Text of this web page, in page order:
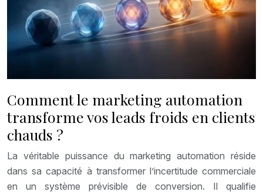
Comment le marketing automation
transforme vos leads froids en clients
chauds ?
La véritable puissance du marketing automation réside
dans sa capacité à transformer l’incertitude commerciale
en un système prévisible de conversion. Il qualifie